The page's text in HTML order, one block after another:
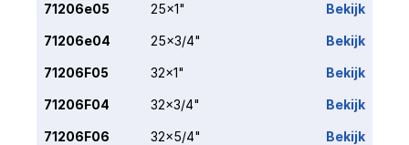
71206e05 25x1" Bekijk
71206e04 25x3/4" Bekijk
71206F05 32x1" Bekijk
71206F04 32x3/4" Bekijk
71206F06 32x5/4" Bekijk